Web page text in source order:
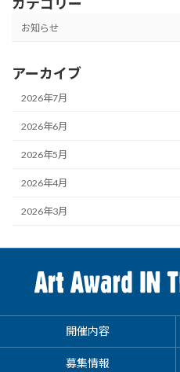
お知らせ
アーカイブ
2026年7月
2026年6月
2026年5月
2026年4月
2026年3月
開催内容
募集情報